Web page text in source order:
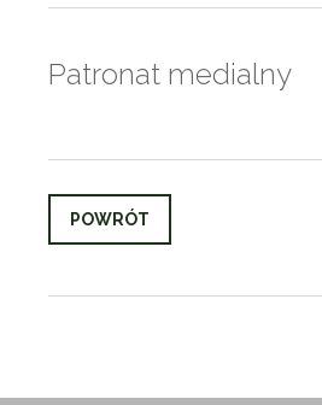
Patronat medialny
POWRÓT